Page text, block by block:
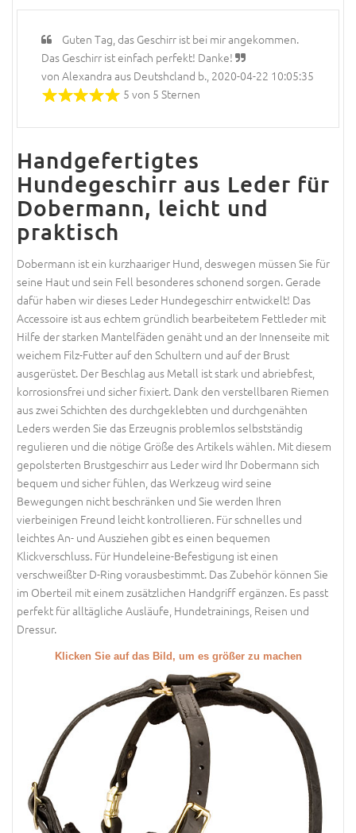
Guten Tag, das Geschirr ist bei mir angekommen.
Das Geschirr ist einfach perfekt! Danke!
von Alexandra aus Deutshcland b., 2020-04-22 10:05:35
5 von 5 Sternen
Handgefertigtes
Hundegeschirr aus Leder für
Dobermann, leicht und
praktisch
Dobermann ist ein kurzhaariger Hund, deswegen müssen Sie für
seine Haut und sein Fell besonderes schonend sorgen. Gerade
dafür haben wir dieses Leder Hundegeschirr entwickelt! Das
Accessoire ist aus echtem gründlich bearbeitetem Fettleder mit
Hilfe der starken Mantelfäden genäht und an der Innenseite mit
weichem Filz-Futter auf den Schultern und auf der Brust
ausgerüstet. Der Beschlag aus Metall ist stark und abriebfest,
korrosionsfrei und sicher fixiert. Dank den verstellbaren Riemen
aus zwei Schichten des durchgeklebten und durchgenähten
Leders werden Sie das Erzeugnis problemlos selbstständig
regulieren und die nötige Größe des Artikels wählen. Mit diesem
gepolsterten Brustgeschirr aus Leder wird Ihr Dobermann sich
bequem und sicher fühlen, das Werkzeug wird seine
Bewegungen nicht beschränken und Sie werden Ihren
vierbeinigen Freund leicht kontrollieren. Für schnelles und
leichtes An- und Ausziehen gibt es einen bequemen
Klickverschluss. Für Hundeleine-Befestigung ist einen
verschweißter D-Ring vorausbestimmt. Das Zubehör können Sie
im Oberteil mit einem zusätzlichen Handgriff ergänzen. Es passt
perfekt für alltägliche Ausläufe, Hundetrainings, Reisen und
Dressur.
Klicken Sie auf das Bild, um es größer zu machen